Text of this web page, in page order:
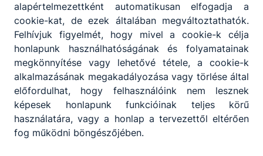
Partnereink
alapértelmezettként automatikusan elfogadja a
cookie-kat, de ezek általában megváltoztathatók.
Felhívjuk figyelmét, hogy mivel a cookie-k célja
honlapunk használhatóságának és folyamatainak
megkönnyítése vagy lehetővé tétele, a cookie-k
alkalmazásának megakadályozása vagy törlése által
előfordulhat, hogy felhasználóink nem lesznek
képesek honlapunk funkcióinak teljes körű
használatára, vagy a honlap a tervezettől eltérően
fog működni böngészőjében.